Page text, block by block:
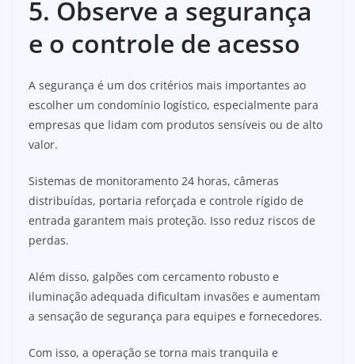
5. Observe a segurança
e o controle de acesso
A segurança é um dos critérios mais importantes ao
escolher um condomínio logístico, especialmente para
empresas que lidam com produtos sensíveis ou de alto
valor.
Sistemas de monitoramento 24 horas, câmeras
distribuídas, portaria reforçada e controle rígido de
entrada garantem mais proteção. Isso reduz riscos de
perdas.
Além disso, galpões com cercamento robusto e
iluminação adequada dificultam invasões e aumentam
a sensação de segurança para equipes e fornecedores.
Com isso, a operação se torna mais tranquila e